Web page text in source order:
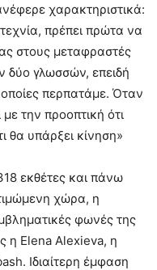
χαρακτηριστικά:
πρέπει πρώτα να
στους μεταφραστές
δύο γλωσσών, επειδή
οποίες περπατάμε. Όταν
με την προοπτική ότι
θα υπάρξει κίνηση»
εκθέτες και πάνω
χώρα, η
φωνές της
η Elena Alexieva, η
Ιδιαίτερη έμφαση